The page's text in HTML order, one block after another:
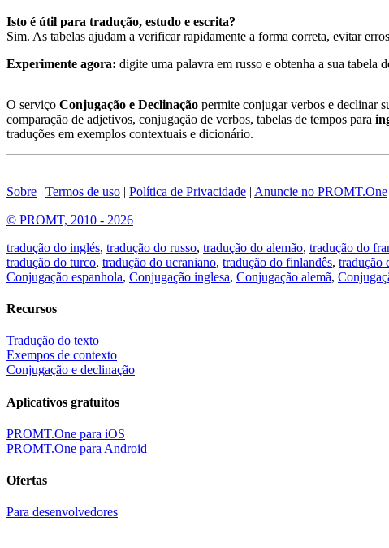
Isto é útil para tradução, estudo e escrita?
Sim. As tabelas ajudam a verificar rapidamente a forma correta, evitar
Experimente agora: digite uma palavra em russo e obtenha a sua
O serviço Conjugação e Declinação permite conjugar verbos e declinar
comparação de adjetivos, conjugação de verbos, tabelas de tempos para
traduções em exemplos contextuais e dicionário.
Sobre | Termos de uso | Política de Privacidade | Anuncie no PROMT.One
© PROMT, 2010 - 2026
tradução do inglés, tradução do russo, tradução do alemão, tradução do
tradução do turco, tradução do ucraniano, tradução do finlandês, tradução
Conjugação espanhola, Conjugação inglesa, Conjugação alemã,
Recursos
Tradução do texto
Exempos de contexto
Conjugação e declinação
Aplicativos gratuitos
PROMT.One para iOS
PROMT.One para Android
Ofertas
Para desenvolvedores